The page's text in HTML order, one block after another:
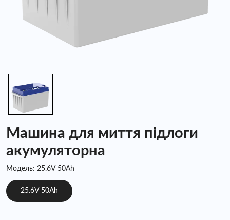
Машина для миття підлоги
акумуляторна
Модель: 25.6V 50Ah
25.6V 50Ah